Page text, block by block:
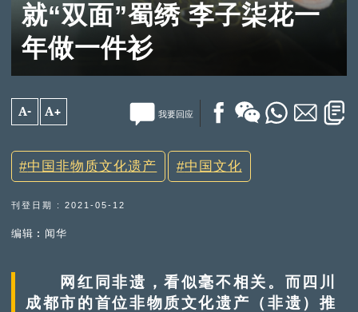
就“双面”蜀绣 李子柒花一
年做一件衫
A- A+ 我要回应
中国非物质文化遗产 中国文化
刊登日期 : 2021-05-12
编辑︰闻华
网红同非遗，看似毫不相关。而四川
成都市的首位非物质文化遗产（非遗）推